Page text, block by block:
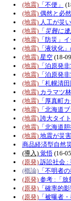
(地震)「不便」
(地震)偶然と必
(地震)人工が災
(地震)「 災難に
(地震)「防災」
(地震)「液状化
(地震)星空(18-
(地震)「泊原発
(地震)「泊原発
(地震)「札幌清
(地震)カラマツ
(地震)「厚真町
(地震)「北海道
(地震)誇大タイ
(地震)「北海道
(地震)地震が災
商品経済型自然
(導入)覚悟(16-
(原発)訴訟社会 :
(概論)「不明者
(原発)参考 :「放
(原発)「確率的影
(原発)「被曝者